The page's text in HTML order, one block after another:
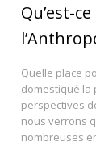
Qu’est-
Quelle place
domestiqué la
perspectives
nous verrons
nombreuses